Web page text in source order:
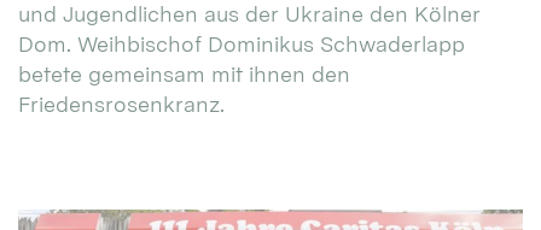
und Jugendlichen aus der Ukraine den Kölner
Dom. Weihbischof Dominikus Schwaderlapp
betete gemeinsam mit ihnen den
Friedensrosenkranz.